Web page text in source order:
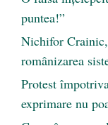
puntea!”
Nichifor
românizarea
Protest
exprimare nu